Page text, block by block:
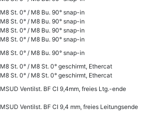
M8 St. 0° / M8 Bu. 90° snap-in
M8 St. 0° / M8 Bu. 90° snap-in
M8 St. 0° / M8 Bu. 90° snap-in
M8 St. 0° / M8 Bu. 90° snap-in
M8 St. 0° / M8 Bu. 90° snap-in
M8 St. 0° / M8 St. 0° geschirmt, Ethercat
M8 St. 0° / M8 St. 0° geschirmt, Ethercat
MSUD Ventilst. BF CI 9,4mm, freies Ltg.-ende
MSUD Ventilst. BF CI 9,4 mm, freies Leitungsende